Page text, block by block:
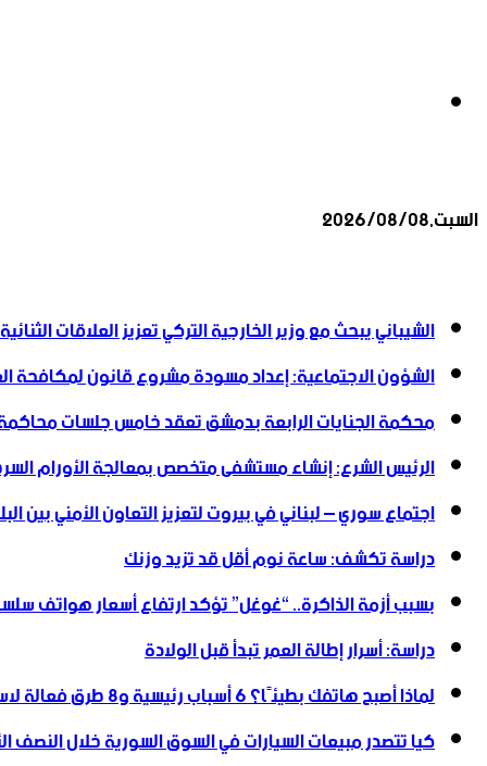
السبت,2026/08/08
الشيباني يبحث مع وزير الخارجية التركي تعزيز العلاقات الثنائية
الشؤون الاجتماعية: إعداد مسودة مشروع قانون لمكافحة
محكمة الجنايات الرابعة بدمشق تعقد خامس جلسات
الرئيس الشرع: إنشاء ‌‏مستشفى متخصص بمعالجة الأورام
اجتماع سوري – لبناني في بيروت لتعزيز التعاون ‏الأمني ‏بين
دراسة تكشف: ساعة نوم أقل قد تزيد وزنك
بسبب أزمة الذاكرة.. “غوغل” تؤكد ارتفاع أسعار هواتف
دراسة: أسرار إطالة العمر تبدأ قبل الولادة
لماذا أصبح هاتفك بطيئًا؟ 6 أسباب رئيسية و8 طرق فعالة لاستعادة سرعته
كيا تتصدر مبيعات السيارات في السوق السورية خلال النصف